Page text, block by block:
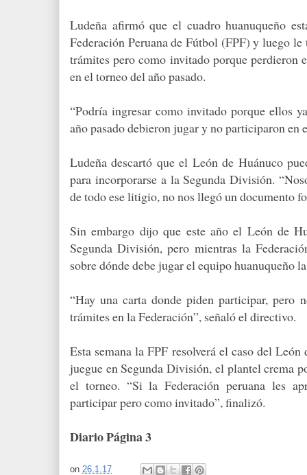
Ludeña afirmó que el cuadro huanuqueño
Federación Peruana de Fútbol (FPF) y luego
trámites pero como invi­tado porque perdieron
en el torneo del año pasado.
“Podría ingresar co­mo invitado porque ellos
año pasado de­bieron jugar y no partici­paron en
Ludeña descartó que el León de Huánuco
para incorporarse a la Segunda División.
de todo ese litigio, no nos llegó un do­cumento
Sin embargo dijo que este año el León de
Segunda División, pero mientras la
sobre dónde debe jugar el equipo huanuqueño
“Hay una carta don­de piden participar, pero
trámites en la Federación”, señaló el directivo.
Esta semana la FPF resolverá el caso del
juegue en Segunda División, el plantel crema
el torneo. “Si la Federación peruana les
participar pero como invitado”, finalizó.
Diario Página 3
on 26.1.17